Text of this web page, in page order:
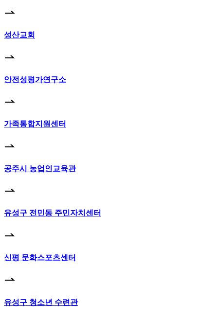
성산교회
안전성평가연구소
가족통합지원센터
공주시 농업인교육관
유성구 전민동 주민자치센터
신평 문화스포츠센터
유성구 청소년 수련관